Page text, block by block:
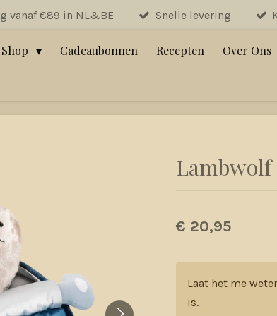
vanaf €89 in NL&BE Snelle levering
Shop Cadeaubonnen Recepten Over Ons
€ 20,95
Laat het me
is.